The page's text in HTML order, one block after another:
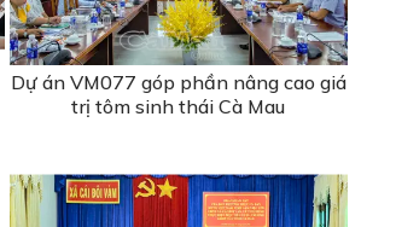
Dự án VM077 góp phần nâng cao giá
trị tôm sinh thái Cà Mau